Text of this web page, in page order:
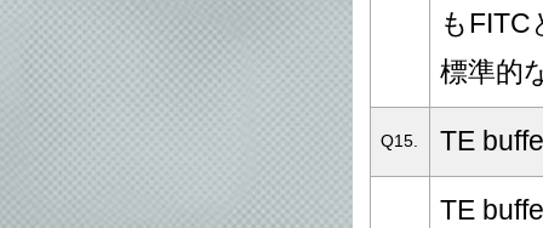
もFITC
標準的
Q15. TE
TE